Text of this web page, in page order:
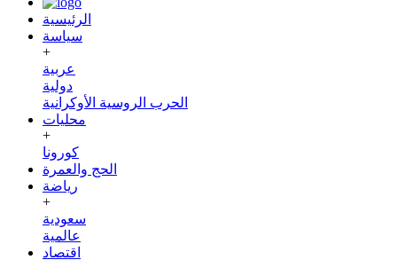
الرئيسية
سياسة
+
عربية
دولية
الحرب الروسية الأوكرانية
محليات
+
كورونا
الحج والعمرة
رياضة
+
سعودية
عالمية
اقتصاد